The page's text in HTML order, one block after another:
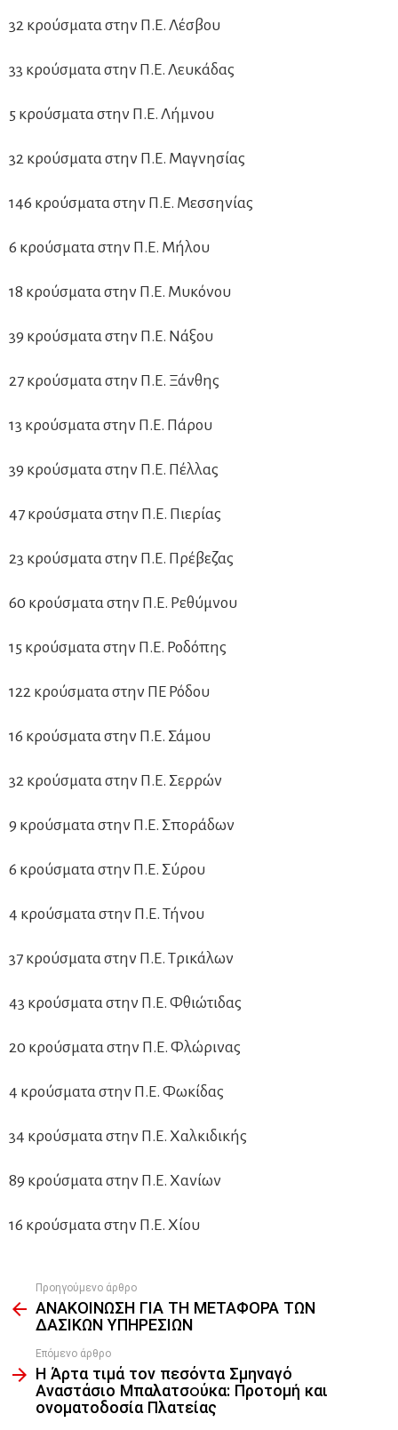
32 κρούσματα στην Π.Ε. Λέσβου
33 κρούσματα στην Π.Ε. Λευκάδας
5 κρούσματα στην Π.Ε. Λήμνου
32 κρούσματα στην Π.Ε. Μαγνησίας
146 κρούσματα στην Π.Ε. Μεσσηνίας
6 κρούσματα στην Π.Ε. Μήλου
18 κρούσματα στην Π.Ε. Μυκόνου
39 κρούσματα στην Π.Ε. Νάξου
27 κρούσματα στην Π.Ε. Ξάνθης
13 κρούσματα στην Π.Ε. Πάρου
39 κρούσματα στην Π.Ε. Πέλλας
47 κρούσματα στην Π.Ε. Πιερίας
23 κρούσματα στην Π.Ε. Πρέβεζας
60 κρούσματα στην Π.Ε. Ρεθύμνου
15 κρούσματα στην Π.Ε. Ροδόπης
122 κρούσματα στην ΠΕ Ρόδου
16 κρούσματα στην Π.Ε. Σάμου
32 κρούσματα στην Π.Ε. Σερρών
9 κρούσματα στην Π.Ε. Σποράδων
6 κρούσματα στην Π.Ε. Σύρου
4 κρούσματα στην Π.Ε. Τήνου
37 κρούσματα στην Π.Ε. Τρικάλων
43 κρούσματα στην Π.Ε. Φθιώτιδας
20 κρούσματα στην Π.Ε. Φλώρινας
4 κρούσματα στην Π.Ε. Φωκίδας
34 κρούσματα στην Π.Ε. Χαλκιδικής
89 κρούσματα στην Π.Ε. Χανίων
16 κρούσματα στην Π.Ε. Χίου
more
Προηγούμενο άρθρο
ΑΝΑΚΟΙΝΩΣΗ ΓΙΑ ΤΗ ΜΕΤΑΦΟΡΑ ΤΩΝ
ΔΑΣΙΚΩΝ ΥΠΗΡΕΣΙΩΝ
Επόμενο άρθρο
Η Άρτα τιμά τον πεσόντα Σμηναγό
Αναστάσιο Μπαλατσoύκα: Προτομή και
ονοματοδοσία Πλατείας